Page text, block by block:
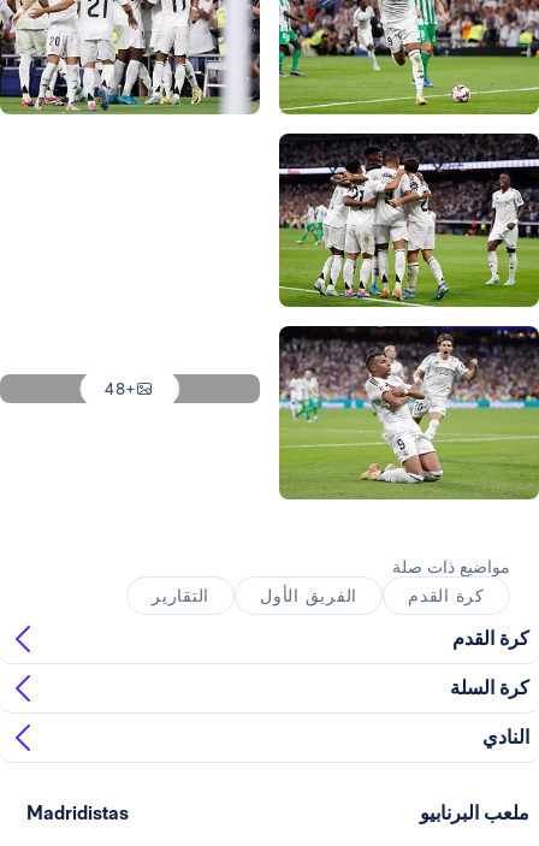
صورة: Real Madrid
صورة: Real Madrid
صورة: Real Madrid
صورة: Real Madrid
صورة: Real Madrid
صلة
الفريق الأول التقارير
Madridistas